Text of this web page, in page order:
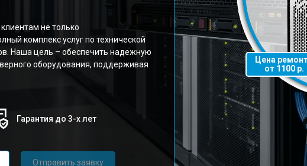
не только
комплекс услуг по технической
Наша цель – обеспечить надежную
оборудования, поддерживая
Гарантия до 3-х лет
Отправить заявку
Цена
от 1100 р.